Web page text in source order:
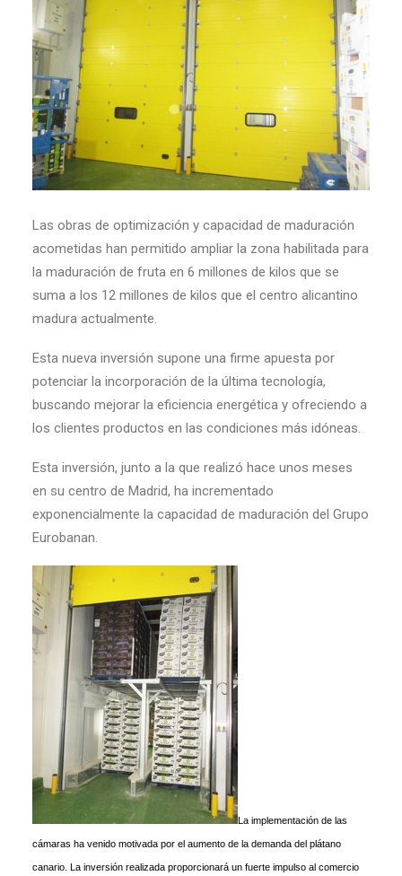
Las obras de optimización y capacidad de maduración
acometidas han permitido ampliar la zona habilitada para
la maduración de fruta en 6 millones de kilos que se
suma a los 12 millones de kilos que el centro alicantino
madura actualmente.
Esta nueva inversión supone una firme apuesta por
potenciar la incorporación de la última tecnología,
buscando mejorar la eficiencia energética y ofreciendo a
los clientes productos en las condiciones más idóneas.
Esta inversión, junto a la que realizó hace unos meses
en su centro de Madrid, ha incrementado
exponencialmente la capacidad de maduración del Grupo
Eurobanan.
La implementación de las
cámaras ha venido motivada por el aumento de la demanda del plátano
canario. La inversión realizada proporcionará un fuerte impulso al comercio